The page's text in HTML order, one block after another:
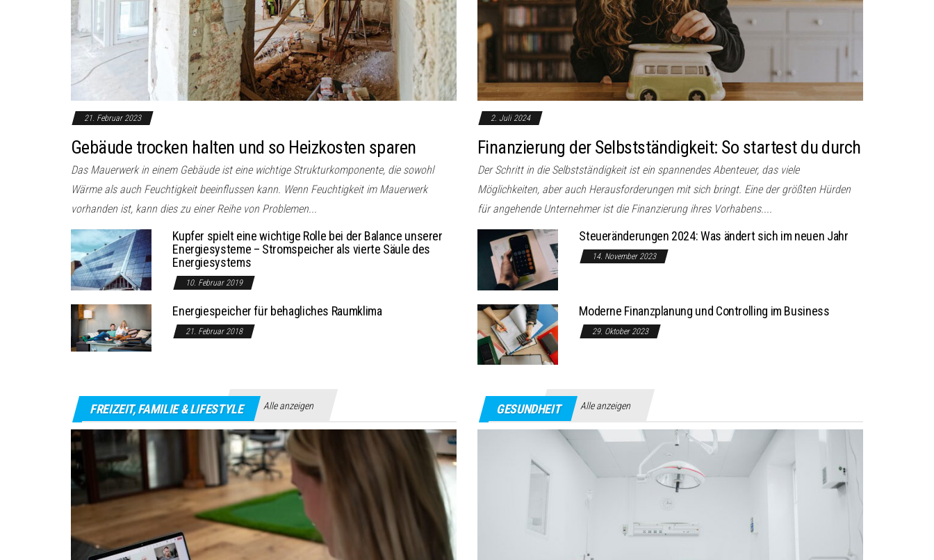
21. Februar 2023
Gebäude trocken halten und so Heizkosten sparen
Das Mauerwerk in einem Gebäude ist eine wichtige Strukturkomponente, die sowohl
Wärme als auch Feuchtigkeit beeinflussen kann. Wenn Feuchtigkeit im Mauerwerk
vorhanden ist, kann dies zu einer Reihe von Problemen...
Kupfer spielt eine wichtige Rolle bei der Balance unserer
Energiesysteme – Stromspeicher als vierte Säule des
Energiesystems
10. Februar 2019
Energiespeicher für behagliches Raumklima
21. Februar 2018
2. Juli 2024
Finanzierung der Selbstständigkeit: So startest du durch
Der Schritt in die Selbstständigkeit ist ein spannendes Abenteuer, das viele
Möglichkeiten, aber auch Herausforderungen mit sich bringt. Eine der größten Hürden
für angehende Unternehmer ist die Finanzierung ihres Vorhabens....
Steueränderungen 2024: Was ändert sich im neuen Jahr
14. November 2023
Moderne Finanzplanung und Controlling im Business
29. Oktober 2023
FREIZEIT, FAMILIE & LIFESTYLE Alle anzeigen GESUNDHEIT Alle anzeigen